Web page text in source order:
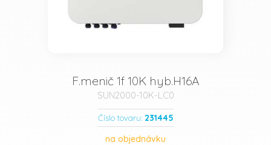
F.menič 1f 10K hyb.H16A
SUN2000-10K-LC0
Číslo tovaru: 231445
na objednávku